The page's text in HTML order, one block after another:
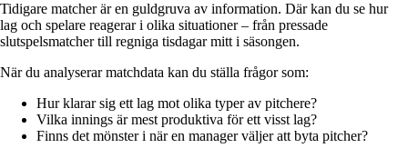
Tidigare matcher är en guldgruva av information. Där kan du se hur
lag och spelare reagerar i olika situationer – från pressade
slutspelsmatcher till regniga tisdagar mitt i säsongen.
När du analyserar matchdata kan du ställa frågor som:
Hur klarar sig ett lag mot olika typer av pitchere?
Vilka innings är mest produktiva för ett visst lag?
Finns det mönster i när en manager väljer att byta pitcher?